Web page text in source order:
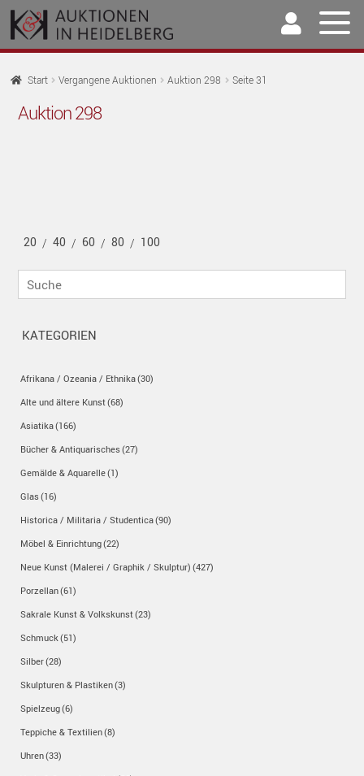
Zur
Navigation
springen
Springe
zum
Inhalt
Home
Auktionen
Kontakt
Start Vergangene Auktionen Auktion 298 Seite 31
Auktion 298
20 / 40 / 60 / 80 / 100
Suche
KATEGORIEN
Afrikana / Ozeania / Ethnika(30)
Alte und ältere Kunst(68)
Asiatika(166)
Bücher & Antiquarisches(27)
Gemälde & Aquarelle(1)
Glas(16)
Historica / Militaria / Studentica(90)
Möbel & Einrichtung(22)
Neue Kunst (Malerei / Graphik / Skulptur) (427)
Porzellan(61)
Sakrale Kunst & Volkskunst(23)
Schmuck (51)
Silber(28)
Skulpturen & Plastiken(3)
Spielzeug(6)
Teppiche & Textilien(8)
Uhren(33)